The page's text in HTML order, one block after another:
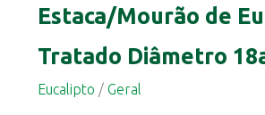
Estaca/Mourão de
Tratado Diâmetro
Eucalipto / Geral